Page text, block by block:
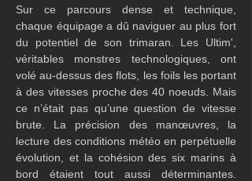
Sur ce parcours dense et technique,
chaque équipage a dû naviguer au plus fort
du potentiel de son trimaran. Les Ultim',
véritables monstres technologiques, ont
volé au-dessus des flots, les foils les portant
à des vitesses proche des 40 noeuds. Mais
ce n’était pas qu’une question de vitesse
brute. La précision des manœuvres, la
lecture des conditions météo en perpétuelle
évolution, et la cohésion des six marins à
bord étaient tout aussi déterminantes.